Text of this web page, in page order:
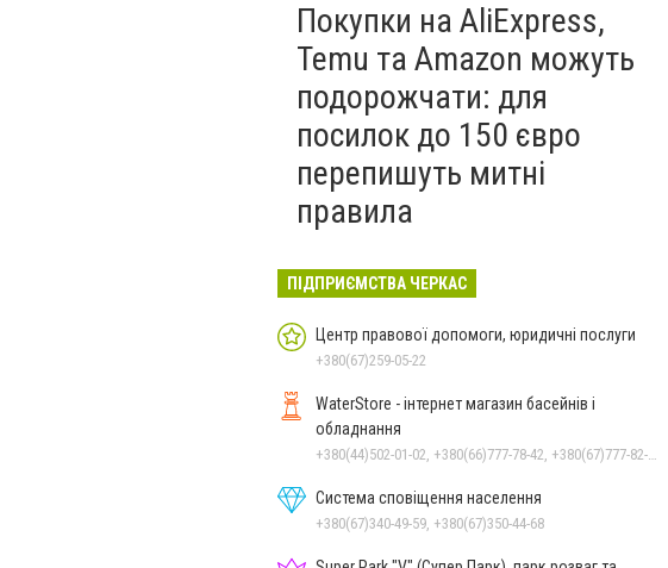
Покупки на AliExpress,
Temu та Amazon можуть
подорожчати: для
посилок до 150 євро
перепишуть митні
правила
ПІДПРИЄМСТВА ЧЕРКАС
Центр правової допомоги, юридичні послуги
+380(67)259-05-22
WaterStore - інтернет магазин басейнів і
обладнання
+380(44)502-01-02, +380(66)777-78-42, +380(67)777-82-19, +380(67)890-80-80, +380(73)890-80-80, +380(44)502-01-03
Система сповіщення населення
+380(67)340-49-59, +380(67)350-44-68